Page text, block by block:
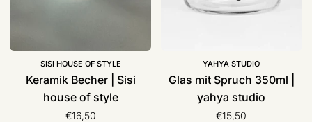
SISI HOUSE OF STYLE
Keramik Becher | Sisi
house of style
€16,50
YAHYA STUDIO
Glas mit Spruch 350ml |
yahya studio
€15,50